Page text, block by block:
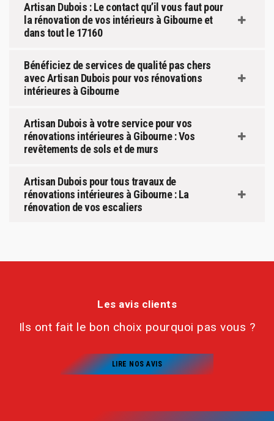
Artisan Dubois : Le contact qu’il vous faut pour
la rénovation de vos intérieurs à Gibourne et
dans tout le 17160
Bénéficiez de services de qualité pas chers
avec Artisan Dubois pour vos rénovations
intérieures à Gibourne
Artisan Dubois à votre service pour vos
rénovations intérieures à Gibourne : Vos
revêtements de sols et de murs
Artisan Dubois pour tous travaux de
rénovations intérieures à Gibourne : La
rénovation de vos escaliers
Les avis clients
Ils ont fait le bon choix pourquoi pas vous ?
LIRE NOS AVIS